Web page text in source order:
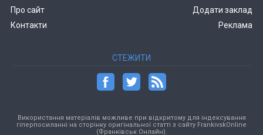
Про сайт
Контакти
Додати заклад
Реклама
СТЕЖИТИ
Використання матеріалів можливе при відкритому для індексування
гіперпосиланні на сторінку оригінальної статті з сайту FrankivskOnline
(Франківськ Онлайн).